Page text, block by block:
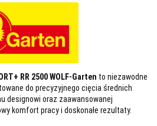
RR 2500 WOLF-Garten to niezawodne
do precyzyjnego cięcia średnich
designowi oraz zaawansowanej
komfort pracy i doskonałe rezultaty.